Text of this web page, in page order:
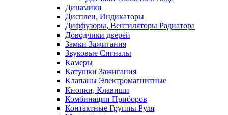
Динамики
Дисплеи, Индикаторы
Диффузоры, Вентиляторы Радиатора
Доводчики дверей
Замки Зажигания
Звуковые Сигналы
Камеры
Катушки Зажигания
Клапаны Электромагнитные
Кнопки, Клавиши
Комбинации Приборов
Контактные Группы Руля